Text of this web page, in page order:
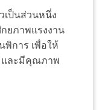
เป็นส่วนหนึ่ง
ยภาพแรงงาน
พิการ เพื่อให้
และมีคุณภาพ